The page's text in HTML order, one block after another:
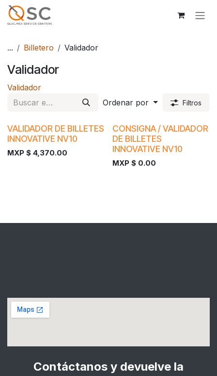
Ir al contenido
... Billetero Validador
Validador
Validador
Ordenar por
Filtros
VALIDADOR DE BILLETES
INNOVATIVE NV10
MXP $ 4,370.00
CONSIGNA / VALIDADOR
DE BILLETES
INNOVATIVE NV10
MXP $ 0.00
Contáctanos y devuelve la